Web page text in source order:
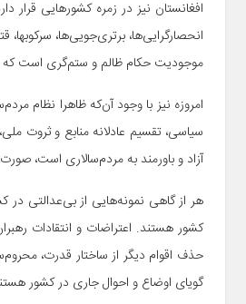
افغانستان نیز در زمره کشورهایی قرار
انحصارگرایی‌­ها، برتری‌­جویی‌­ها،
موجودیت حکام ظالم و ستم‌گری است که
امروزه نیز با وجود آن‌که ظاهرا نظام
سیاسی، تقسیم عادلانه منابع و ثروت
آزاد و باورمند به مردم­‌سالاری است،
هر از گاهی نمونه­‌هایی از بی‌­عدالتی در
کشور هستند. اعتراضات و انتقادات
حذف اقوام دیگر از ساختار قدرت،
گویای اوضاع و احوال جاری در کشور